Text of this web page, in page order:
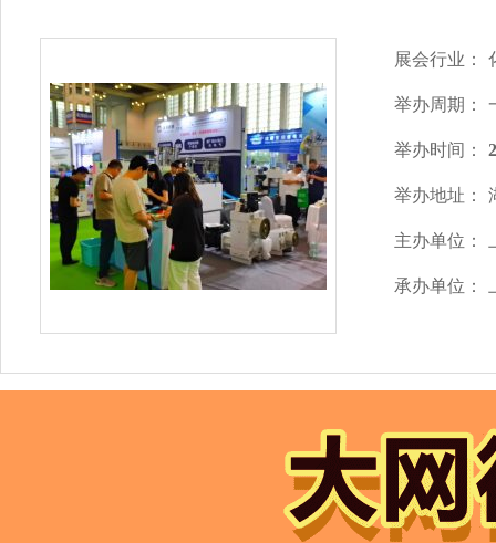
展会行业：
举办周期：
举办时间：
举办地址：
主办单位：
承办单位：